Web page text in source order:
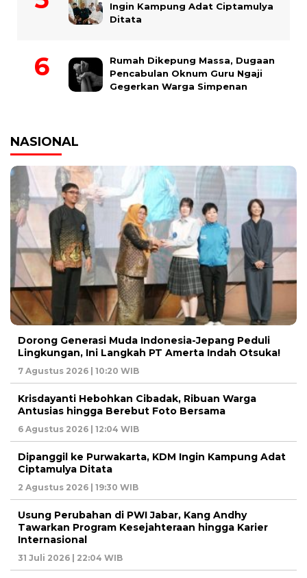
Ingin Kampung Adat Ciptamulya
Ditata
Rumah Dikepung Massa, Dugaan
Pencabulan Oknum Guru Ngaji
Gegerkan Warga Simpenan
NASIONAL
Dorong Generasi Muda Indonesia-Jepang Peduli
Lingkungan, Ini Langkah PT Amerta Indah Otsuka!
7 Agustus 2026 | 10:20 WIB
Krisdayanti Hebohkan Cibadak, Ribuan Warga
Antusias hingga Berebut Foto Bersama
6 Agustus 2026 | 12:04 WIB
Dipanggil ke Purwakarta, KDM Ingin Kampung Adat
Ciptamulya Ditata
2 Agustus 2026 | 19:30 WIB
Usung Perubahan di PWI Jabar, Kang Andhy
Tawarkan Program Kesejahteraan hingga Karier
Internasional
31 Juli 2026 | 22:04 WIB